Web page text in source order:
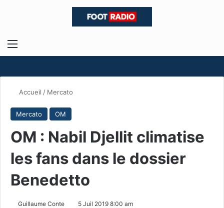
Menu
Accueil / Mercato
Mercato OM
OM : Nabil Djellit climatise
les fans dans le dossier
Benedetto
Guillaume Conte 5 Juil 2019 8:00 am